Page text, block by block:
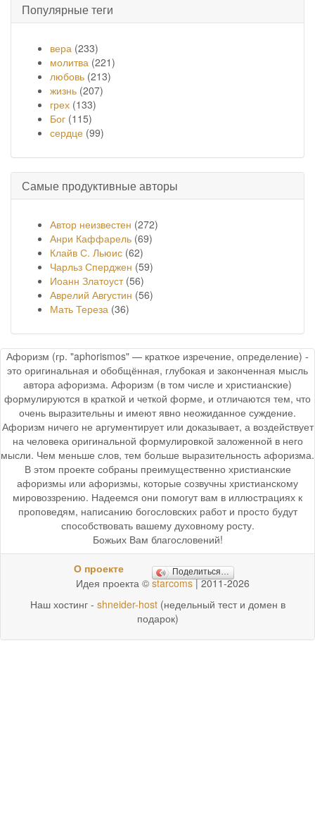
Популярные теги
вера (233)
молитва (221)
любовь (213)
жизнь (207)
грех (133)
Бог (115)
сердце (99)
Самые продуктивные авторы
Автор неизвестен (272)
Анри Каффарель (69)
Клайв С. Льюис (62)
Чарльз Сперджен (59)
Иоанн Златоуст(56)
Аврелий Августин (56)
Мать Тереза (36)
Афоризм (гр. "aphorismos" — краткое изречение, определение) -
это оригинальная и обобщённая, глубокая и законченная мысль
автора афоризма. Афоризм (в том числе и христианские)
формулируются в краткой и четкой форме, и отличаются тем, что
очень выразительны и имеют явно неожиданное суждение.
Афоризм ничего не аргументирует или доказывает, а воздействует
на человека оригинальной формулировкой заложенной в него
мысли. Чем меньше слов, тем больше выразительность афоризма.
В этом проекте собраны преимущественно христианские
афоризмы или афоризмы, которые созвучны христианскому
мировоззрению. Надеемся они помогут вам в иллюстрациях к
проповедям, написанию богословских работ и просто будут
способствовать вашему духовному росту.
Божьих Вам благословений!
О проекте Поделиться…
Идея проекта © starcoms| 2011-2026
Наш хостинг - shneider-host(недельный тест и домен в
подарок)